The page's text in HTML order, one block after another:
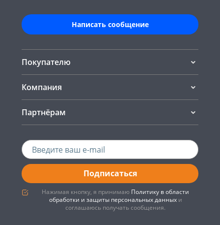
Написать сообщение
Покупателю
Компания
Партнёрам
Подписаться
Нажимая кнопку, я принимаю Политику в области
обработки и защиты персональных данныхи
соглашаюсь получать сообщения.